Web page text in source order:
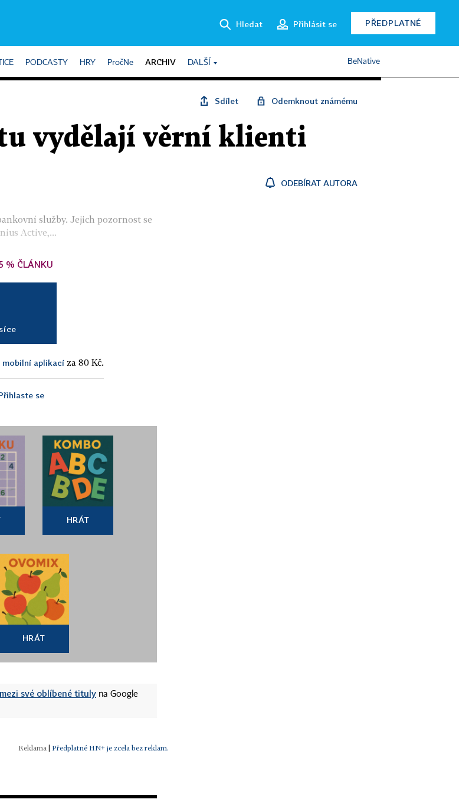
Hledat Přihlásit se PŘEDPLATNÉ
PODCASTY HRY PročNe ARCHIV DALŠÍ BeNative
Sdílet Odemknout známému
vydělají věrní klienti
ODEBÍRAT AUTORA
služby. Jejich pozornost se
Active,...
% ČLÁNKU
mobilní aplikací za 80 Kč.
se
HRÁT
HRÁT
mezi své oblíbené tituly na Google
Předplatné HN+ je zcela bez reklam.